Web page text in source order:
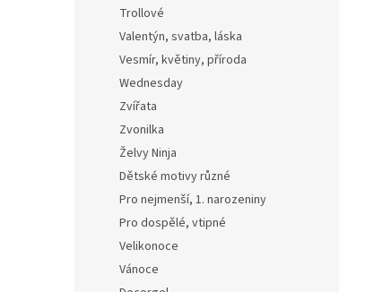
Trollové
Valentýn, svatba, láska
Vesmír, květiny, příroda
Wednesday
Zvířata
Zvonilka
Želvy Ninja
Dětské motivy různé
Pro nejmenší, 1. narozeniny
Pro dospělé, vtipné
Velikonoce
Vánoce